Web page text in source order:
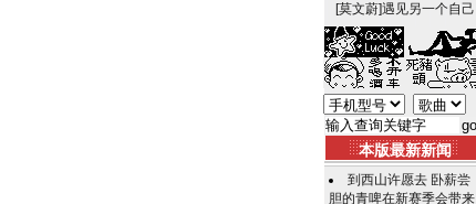
[莫文蔚]遇见另一个自己
本版最新新闻
到西山许愿去 卧薪尝
胆的青啤在新赛季会带来